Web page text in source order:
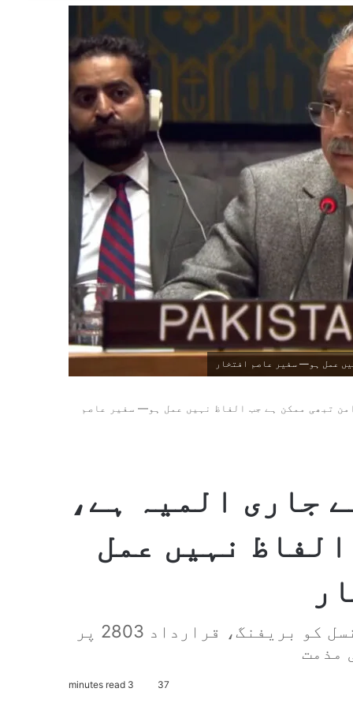
عمل ہو— سفیر عاصم افتخار
تبھی ممکن ہے جب الفاظ نہیں عمل ہو— سفیر عاصم
جاری المیہ ہے،
نہیں عمل
اقوامِ متحدہ میں پاکستان کی سلامتی کونسل کو بریفنگ، قرارداد 2803 پر
مذمت
37